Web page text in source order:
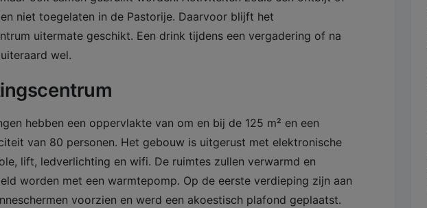
niet toegelaten in de Pastorije. Daarvoor blijft het
uitermate geschikt. Een drink tijdens een vergadering of na
wel.
hebben een oppervlakte van om en bij de 125 m² en een
van 80 personen. Het gebouw is uitgerust met elektronische
lift, ledverlichting en wifi. De ruimtes zullen verwarmd en
worden met een warmtepomp. Op de eerste verdieping zijn aan
voorzien en werd een akoestisch plafond geplaatst.